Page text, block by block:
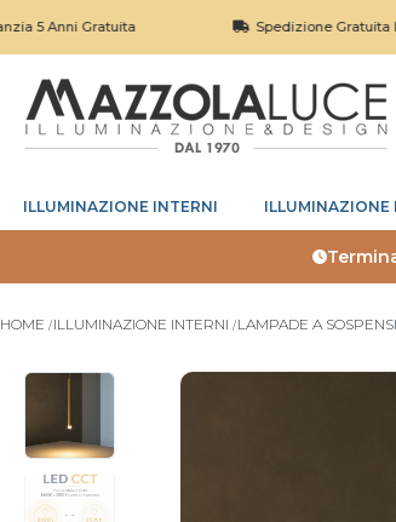
Gratuita Spedizione Gratuita Per
ILLUMINAZIONE INTERNI ILLUMINAZIONE
HOME ILLUMINAZIONE INTERNI LAMPADE A